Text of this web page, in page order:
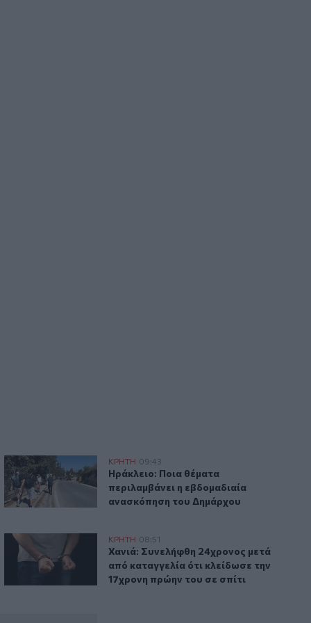
σχεδόν μισό κιλό κάνναβης
– Κατασχέθηκε σχεδόν μισό κιλό κάνναβης
Ηράκλειο: Ποια θέματα περιλαμβάνει η εβδομαδιαία
ΚΡΗΤΗ 09:43
Ηράκλειο: Ποια θέματα
Ηράκλειο: Ποια θέματα
περιλαμβάνει η εβδομαδιαία
ανασκόπηση του Δημάρχου
Κρεμμυδιού
Χανιά: Συνελήφθη 24χρονος μετά από καταγγελία ότι
ΚΡΗΤΗ 08:51
Χανιά: Συνελήφθη 24χρονος μετά από
Χανιά: Συνελήφθη 24χρονος μετά
από καταγγελία ότι κλείδωσε την
17χρονη πρώην του σε σπίτι